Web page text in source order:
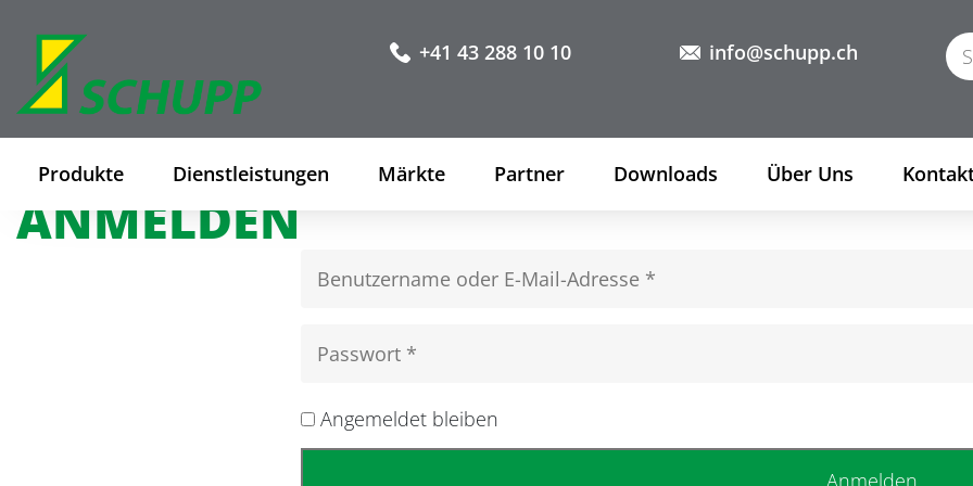
+41 43 288 10 10 info@schupp.ch
Produkte Dienstleistungen Märkte Partner Downloads Über Uns
ANMELDEN
Angemeldet bleiben
Anmelden